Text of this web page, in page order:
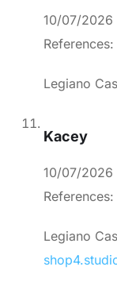
10/07/2026
References:
Legiano
Kacey
10/07/2026
References:
Legiano